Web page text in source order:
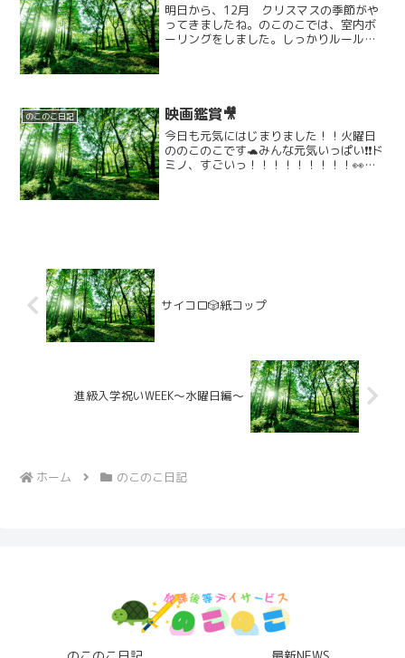
明日から、12月 クリスマスの季節がや
ってきましたね。のこのこでは、室内ボ
ーリングをしました。しっかりルールを
のこのこ日記 映画鑑賞🎥
今日も元気にはじまりました！！火曜日
ののこのこです🐢みんな元気いっぱい❗️❗️ド
ミノ、すごいっ！！！！！！！！！👀た
サイコロ🎲紙コップ
進級入学祝いWEEK〜水曜日編〜
ホーム のこのこ日記